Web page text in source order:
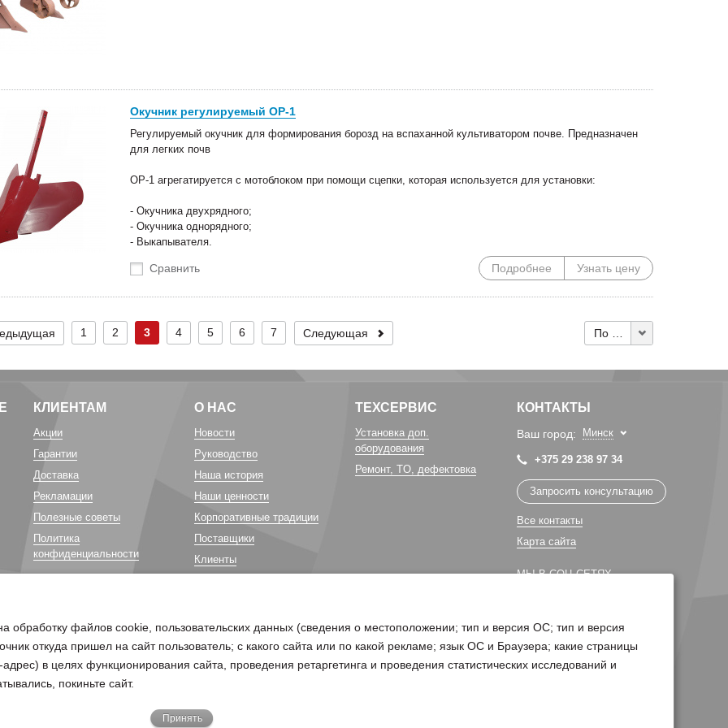
Окучник регулируемый ОР-1
Регулируемый окучник для формирования борозд на вспаханной культиватором почве. Предназначен
для легких почв
ОР-1 агрегатируется с мотоблоком при помощи сцепки, которая используется для установки:
- Окучника двухрядного;
- Окучника однорядного;
- Выкапывателя.
Сравнить Подробнее Узнать цену
1 2 3 4 5 6 7 Следующая По 10
КЛИЕНТАМ
Акции
Гарантии
Доставка
Рекламации
Полезные советы
Политика
конфиденциальности
О НАС
Новости
Руководство
Наша история
Наши ценности
Корпоративные традиции
Поставщики
Клиенты
ТЕХСЕРВИС
Установка доп.
оборудования
Ремонт, TO, дефектовка
КОНТАКТЫ
Ваш город: Минск
+375 29 238 97 34
Запросить консультацию
Все контакты
Карта сайта
МЫ В СОЦ СЕТЯХ
отправить письмо на электронную почту
обработку файлов cookie, пользовательских данных (сведения о местоположении; тип и версия ОС; тип и версия
откуда пришел на сайт пользователь; с какого сайта или по какой рекламе; язык ОС и Браузера; какие страницы
в целях функционирования сайта, проведения ретаргетинга и проведения статистических исследований и
покиньте сайт.
Принять
Поддержка сайта